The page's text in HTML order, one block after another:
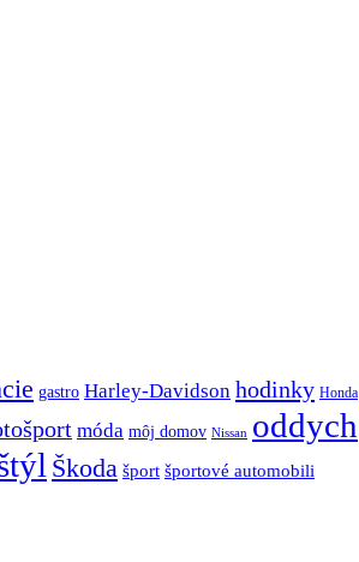
gastro Harley-Davidson hodinky Honda
móda môj domov Nissan oddych
Škoda šport športové automobili